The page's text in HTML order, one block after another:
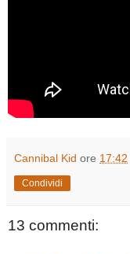
Cannibal Kid ore 17:42
Condividi
13 commenti: